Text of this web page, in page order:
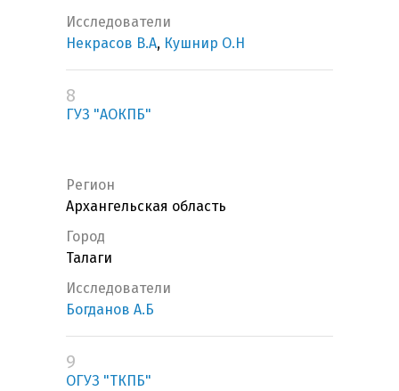
Исследователи
Некрасов В.А, Кушнир О.Н
8
ГУЗ "АОКПБ"
Регион
Архангельская область
Город
Талаги
Исследователи
Богданов А.Б
9
ОГУЗ "ТКПБ"